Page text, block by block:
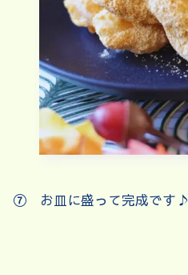
⑦ お皿に盛って完成です♪